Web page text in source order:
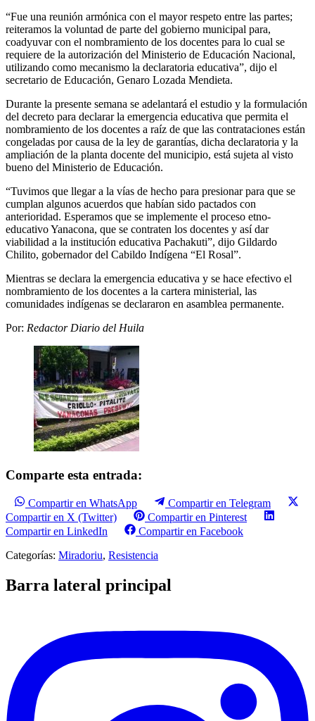
“Fue una reunión armónica con el mayor respeto entre las partes;
reiteramos la voluntad de parte del gobierno municipal para,
coadyuvar con el nombramiento de los docentes para lo cual se
requiere de la autorización del Ministerio de Educación Nacional,
utilizando como mecanismo la declaratoria educativa”, dijo el
secretario de Educación, Genaro Lozada Mendieta.
Durante la presente semana se adelantará el estudio y la formulación
del decreto para declarar la emergencia educativa que permita el
nombramiento de los docentes a raíz de que las contrataciones están
congeladas por causa de la ley de garantías, dicha declaratoria y la
ampliación de la planta docente del municipio, está sujeta al visto
bueno del Ministerio de Educación.
“Tuvimos que llegar a la vías de hecho para presionar para que se
cumplan algunos acuerdos que habían sido pactados con
anterioridad. Esperamos que se implemente el proceso etno-
educativo Yanacona, que se contraten los docentes y así dar
viabilidad a la institución educativa Pachakuti”, dijo Gildardo
Chilito, gobernador del Cabildo Indígena “El Rosal”.
Mientras se declara la emergencia educativa y se hace efectivo el
nombramiento de los docentes a la cartera ministerial, las
comunidades indígenas se declararon en asamblea permanente.
Por: Redactor Diario del Huila
Comparte esta entrada:
Compartir en WhatsApp
Compartir en Telegram
Compartir en X (Twitter)
Compartir en Pinterest
Compartir en LinkedIn
Compartir en Facebook
Categorías: Miradoriu, Resistencia
Barra lateral principal